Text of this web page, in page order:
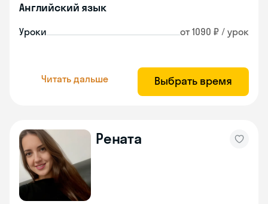
Английский язык
Уроки от 1090 ₽ / урок
Читать дальше Выбрать время
Рената